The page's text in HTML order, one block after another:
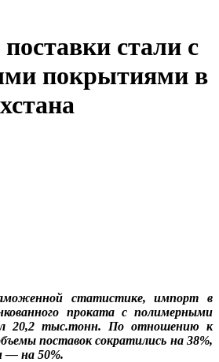
стали с
покрытиями в
статистике, импорт в
проката с полимерными
20,2 тыс.тонн. По отношению к
поставок сократились на 38%,
— на 50%.